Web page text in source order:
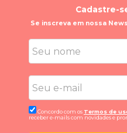
Cadastre-
Se inscreva em nossa
Concordo com os Termos de
receber e-mails com novidades e